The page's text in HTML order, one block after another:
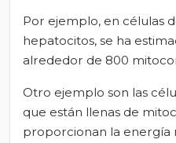
Por ejemplo, en células
hepatocitos, se ha
alrededor de 800
Otro ejemplo son las
que están llenas de
proporcionan la energía